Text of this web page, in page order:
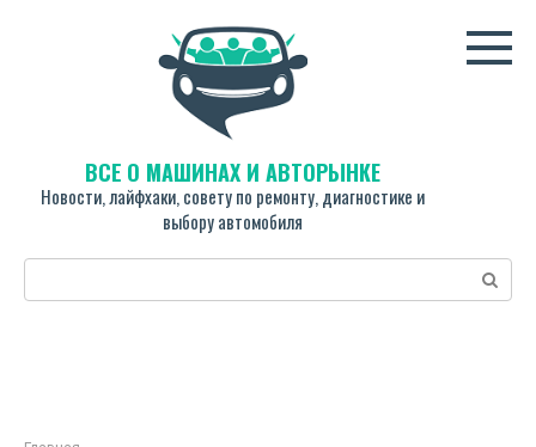
ВСЁ О МАШИНАХ И АВТОРЫНКЕ
Новости, лайфхаки, совету по ремонту, диагностике и
выбору автомобиля
Поиск: